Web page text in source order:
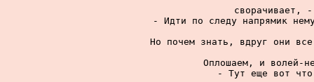
сворачивает,
- Идти по следу напрямик
Но почем знать, вдруг они
Оплошаем, и волей-
- Тут еще вот